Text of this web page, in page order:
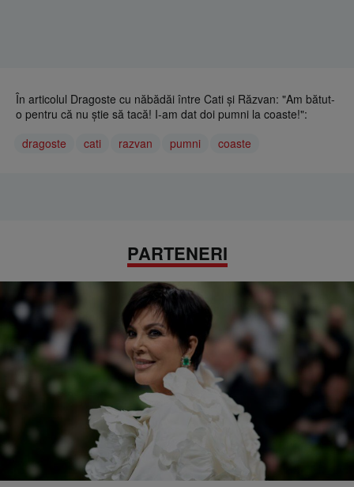
În articolul Dragoste cu năbădăi între Cati și Răzvan: "Am bătut-
o pentru că nu știe să tacă! I-am dat doi pumni la coaste!":
dragoste
cati razvan pumni coaste
PARTENERI